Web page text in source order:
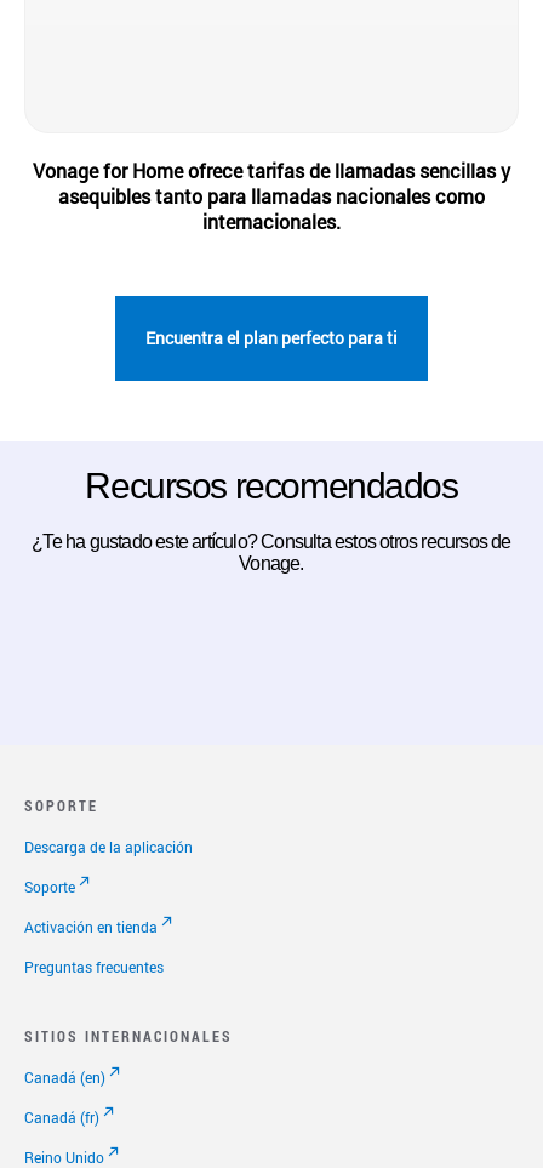
Vonage for Home ofrece tarifas de llamadas sencillas y
asequibles tanto para llamadas nacionales como
internacionales.
Encuentra el plan perfecto para ti
Recursos recomendados
¿Te ha gustado este artículo? Consulta estos otros recursos de
Vonage.
SOPORTE
Descarga de la aplicación
Soporte
Activación en tienda
Preguntas frecuentes
SITIOS INTERNACIONALES
Canadá (en)
Canadá (fr)
Reino Unido